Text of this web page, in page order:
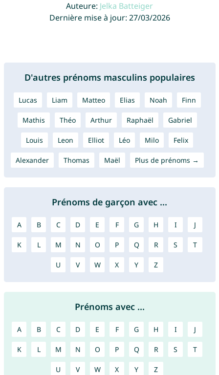
Auteure: Jelka Batteiger
Dernière mise à jour: 27/03/2026
D'autres prénoms masculins populaires
Lucas Liam Matteo Elias Noah Finn
Mathis Théo Arthur Raphaël Gabriel
Louis Leon Elliot Léo Milo Felix
Alexander Thomas Maël Plus de prénoms →
Prénoms de garçon avec ...
A B C D E F G H I J
K L M N O P Q R S T
U V W X Y Z
Prénoms avec ...
A B C D E F G H I J
K L M N O P Q R S T
U V W X Y Z